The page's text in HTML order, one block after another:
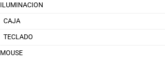
ILUMINACION
CAJA
TECLADO
MOUSE